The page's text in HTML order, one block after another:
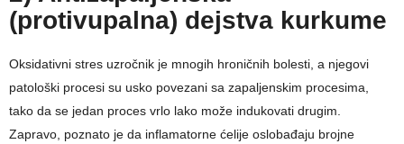
(protivupalna) dejstva kurkume
Oksidativni stres uzročnik je mnogih hroničnih bolesti, a njegovi
patološki procesi su usko povezani sa zapaljenskim procesima,
tako da se jedan proces vrlo lako može indukovati drugim.
Zapravo, poznato je da inflamatorne ćelije oslobađaju brojne